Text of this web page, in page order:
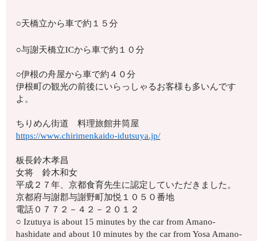
○天橋立から車で約１５分
○与謝天橋立ICから車で約１０分
○伊根の舟屋から車で約４０分
伊根町の観光の前後にいらっしゃるお客様も多いんです
よ。
ちりめん街道 料理旅館井筒屋
https://www.chirimenkaido-idutsuya.jp/
板長鈴木孝昌
女将 鈴木和女
平成２７年、京都食育先生に認定していただきました。
京都府与謝郡与謝野町加悦１０５０番地
電話０７７２－４２－２０１２
○ Izutuya is about 15 minutes by the car from Amano-
hashidate and about 10 minutes by the car from Yosa Amano-